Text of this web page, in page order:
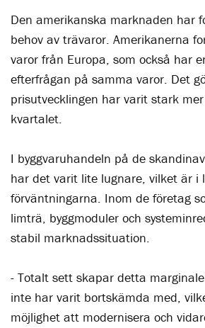
Den amerikanska marknaden har
behov av trävaror. Amerikanerna
varor från Europa, som också har
efterfrågan på samma varor. Det
prisutvecklingen har varit stark
kvartalet.
I byggvaruhandeln på de
har det varit lite lugnare, vilket är i
förväntningarna. Inom de företag
limträ, byggmoduler och
stabil marknadssituation.
- Totalt sett skapar detta
inte har varit bortskämda med,
möjlighet att modernisera och